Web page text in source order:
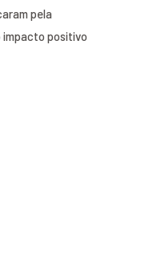
pela
positivo